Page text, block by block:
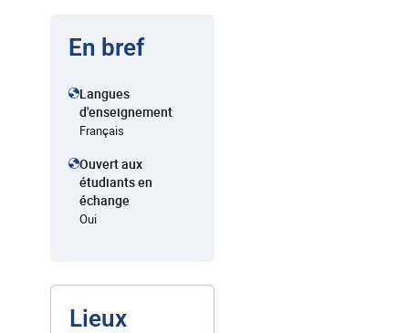
En bref
Langues
d'enseignement
Français
Ouvert aux
étudiants en
échange
Oui
Lieux